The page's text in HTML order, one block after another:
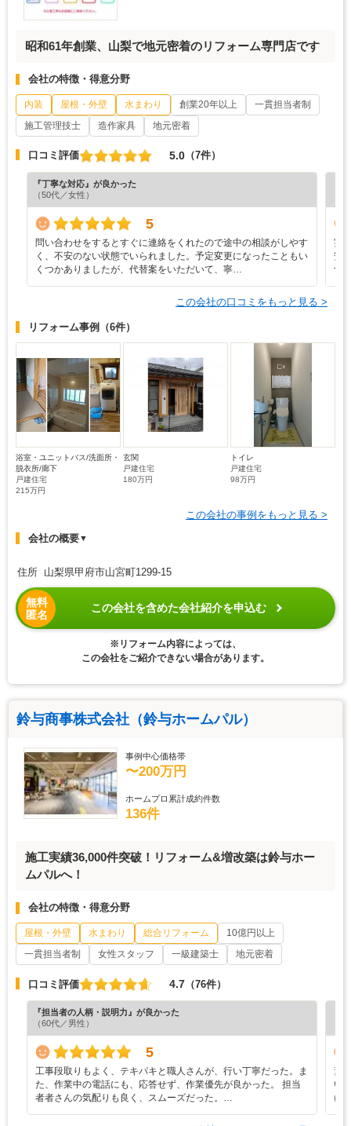
昭和61年創業、山梨で地元密着のリフォーム専門店です
会社の特徴・得意分野
内装 屋根・外壁 水まわり 創業20年以上
一貫担当者制
施工管理技士
造作家具 地元密着
口コミ評価 5.0 （7件）
『丁寧な対応』が良かった
（50代／女性）
5
問い合わせをするとすぐに連絡をくれたので途中の相談がしやす
く、不安のない状態でいられました。予定変更になったこともい
くつかありましたが、代替案をいただいて、寧…
実
安
つ
この会社の口コミをもっと見る >
リフォーム事例 （6件）
浴室・ユニットバス/洗面所・
脱衣所/廊下
戸建住宅
215万円
玄関
戸建住宅
180万円
トイレ
戸建住宅
98万円
この会社の事例をもっと見る >
会社の概要▼
住所 山梨県甲府市山宮町1299-15
無料
匿名
この会社を含めた会社紹介を申込む
※リフォーム内容によっては、
この会社をご紹介できない場合があります。
鈴与商事株式会社（鈴与ホームパル）
事例中心価格帯
〜200万円
ホームプロ累計成約件数
136件
施工実績36,000件突破！リフォーム&増改築は鈴与ホー
ムパルへ！
会社の特徴・得意分野
屋根・外壁 水まわり 総合リフォーム
10億円以上
一貫担当者制
女性スタッフ 一級建築士 地元密着
口コミ評価 4.7 （76件）
『担当者の人柄・説明力』が良かった
（60代／男性）
5
工事段取りもよく、テキパキと職人さんが、行い丁寧だった。ま
た、作業中の電話にも、応答せず、作業優先が良かった。 担当
者者さんの気配りも良く、スムーズだった。…
素
い
に